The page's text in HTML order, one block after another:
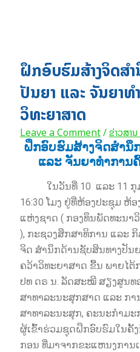
ຝຶກອົບຮົມສ້າງຈິດສ
ປັນຍາ ແລະ ຈັນຍາທ
ວິທະຍາສາດ
Leave a Comment/ຂ່າວສາ
ຝຶກອົບຮົມສ້າງຈິດສຳນຶ
ແລະ ຈັນຍາທຳການ
ໃນວັນທີ່ 10 ແລະ 11 ກຸມພ
16:30 ໂມງ ຢູ່ທີ່ຫ້ອງປະຊຸມ ຫ້
ແຫ່ງຊາດ ( ກອງທຶນພັດທະນາ
), ກະຊວງສຶກສາທິການ ແລະ
ຈິດ ສຳນຶກດ້ານຊັບສິນທາງປັນ
ຄວ້າວິທະຍາສາດ ຂື້ນ ພາຍໄຕ້
ປທ ດຣ ນ. ລັດສະໝີ ສຽງສູນ
ສາທາລະນະສຸກສາດ ແລະ ກາ
ສາທາລະນະສຸກ, ຄະນະກຳມ
ຜູ້ເຂົ້າຮ່ວມຊຸດຝຶກອົບຮົມໃນຄັ້
ກອນ ທີ່ມາຈາກຂະແຫນງການ